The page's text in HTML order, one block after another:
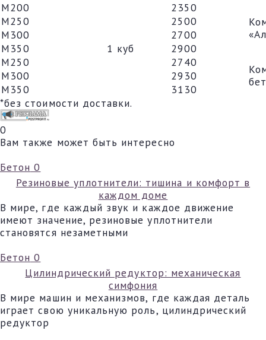
М200
1 куб
2350
М250
2500
М300
2700
М350
2900
М250
2740
М300
2930
М350
3130
*без стоимости доставки.
0
Вам также может быть интересно
Бетон 0
Резиновые уплотнители: тишина и комфорт в
каждом доме
В мире, где каждый звук и каждое движение
имеют значение, резиновые уплотнители
становятся незаметными
Бетон 0
Цилиндрический редуктор: механическая
симфония
В мире машин и механизмов, где каждая деталь
играет свою уникальную роль, цилиндрический
редуктор